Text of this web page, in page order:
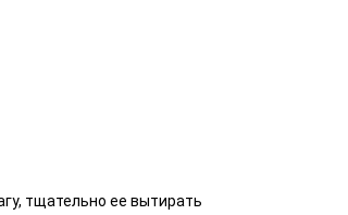
тщательно ее вытирать